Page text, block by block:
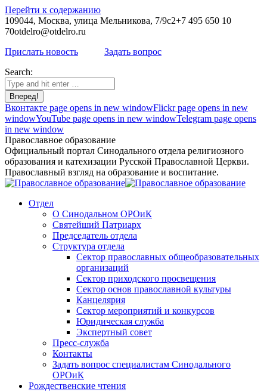
Перейти к содержанию
109044, Москва, улица Мельникова, 7/9с2+7 495 650 10
70otdelro@otdelro.ru
Прислать новость
Задать вопрос
Search:
Вконтакте page opens in new windowFlickr page opens in new
windowYouTube page opens in new windowTelegram page opens
in new window
Православное образование
Официальный портал Синодального отдела религиозного
образования и катехизации Русской Православной Церкви.
Православный взгляд на образование и воспитание.
Отдел
О Синодальном ОРОиК
Святейший Патриарх
Председатель отдела
Структура отдела
Сектор православных общеобразовательных
организаций
Сектор приходского просвещения
Сектор основ православной культуры
Канцелярия
Сектор мероприятий и конкурсов
Юридическая служба
Экспертный совет
Пресс-служба
Контакты
Задать вопрос специалистам Синодального
ОРОиК
Рождественские чтения